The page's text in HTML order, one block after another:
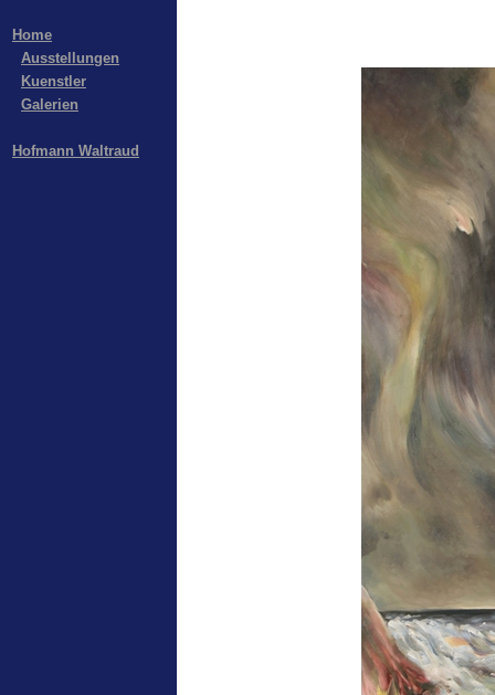
Home
Ausstellungen
Kuenstler
Galerien
Hofmann Waltraud